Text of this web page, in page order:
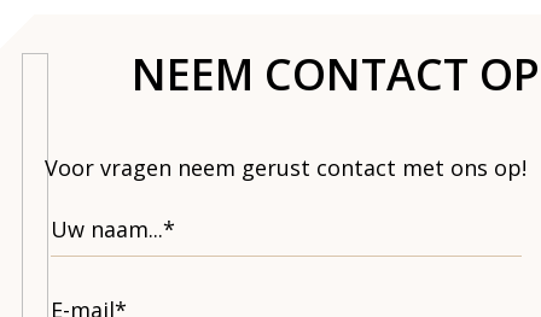
NEEM CONTACT OP
Voor vragen neem gerust contact met ons op!